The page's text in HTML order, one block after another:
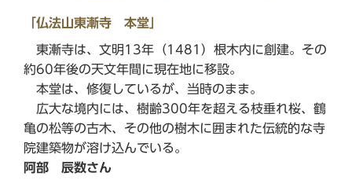
「仏法山東漸寺 本堂」
東漸寺は、文明13年（1481）根木内に創建。その
約60年後の天文年間に現在地に移設。
本堂は、修復しているが、当時のまま。
広大な境内には、樹齢300年を超える枝垂れ桜、鶴
亀の松等の古木、その他の樹木に囲まれた伝統的な寺
院建築物が溶け込んでいる。
阿部 辰数さん